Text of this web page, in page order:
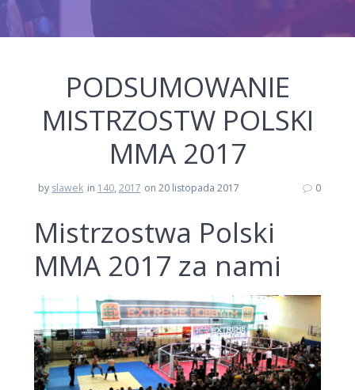
PODSUMOWANIE
MISTRZOSTW POLSKI
MMA 2017
by slawek in 140, 2017 on 20 listopada 2017 0
Mistrzostwa Polski
MMA 2017 za nami